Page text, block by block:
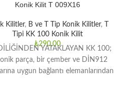
Konik Kilit T 009X16
Kilitler, B ve T Tip Konik Kilitler,
Tipi KK 100 Konik Kilit
₺290,00
YATAKLAYAN KK 100;
parça, bir çember ve DİN912
uygun bağlantı elemanlarından